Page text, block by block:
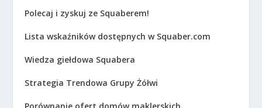
Polecaj i zyskuj ze Squaberem!
Lista wskaźników dostępnych w Squaber.com
Wiedza giełdowa Squabera
Strategia Trendowa Grupy Żółwi